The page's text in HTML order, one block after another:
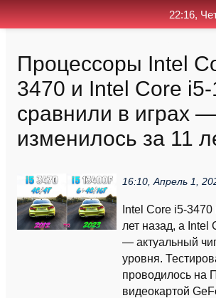
Процессоры Intel
3470 и Intel Core
сравнили в играх
изменилось за 11
16:10, Апрель 1,
Intel Core i5-
лет назад, а Intel
— актуальный
уровня.
проводилось на
видеокартой
22:16,